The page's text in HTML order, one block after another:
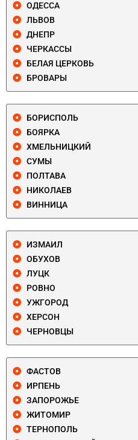
ОДЕССА
ЛЬВОВ
ДНЕПР
ЧЕРКАССЫ
БЕЛАЯ ЦЕРКОВЬ
БРОВАРЫ
БОРИСПОЛЬ
БОЯРКА
ХМЕЛЬНИЦКИЙ
СУМЫ
ПОЛТАВА
НИКОЛАЕВ
ВИННИЦА
ИЗМАИЛ
ОБУХОВ
ЛУЦК
РОВНО
УЖГОРОД
ХЕРСОН
ЧЕРНОВЦЫ
ФАСТОВ
ИРПЕНЬ
ЗАПОРОЖЬЕ
ЖИТОМИР
ТЕРНОПОЛЬ